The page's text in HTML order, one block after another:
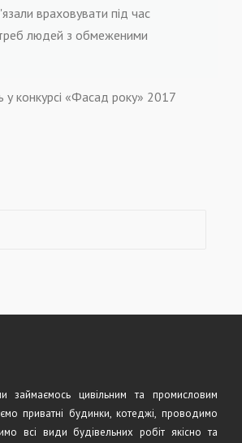
враховувати під час
людей з обмеженими
у конкурсі «Фасад року» 2017
цивільним та промисловим
приватні будинки, котеджі, проводимо
всі види будівельних робіт якісно та